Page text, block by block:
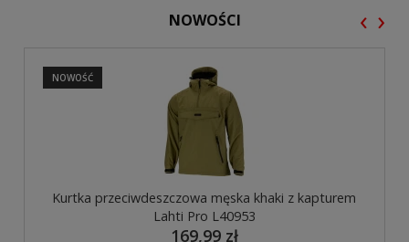
NOWOŚCI
Kurtka przeciwdeszczowa męska khaki z kapturem
Lahti Pro L40953
169,99 zł
NOWOŚĆ
‹ ›